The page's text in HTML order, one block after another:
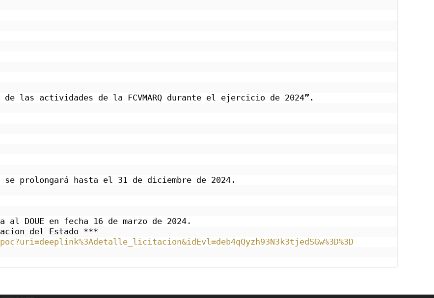
las actividades de la FCVMARQ durante el ejercicio de 2024” .
prolongará hasta el 31 de diciembre de 2024.
DOUE en fecha 16 de marzo de 2024.
del Estado ***